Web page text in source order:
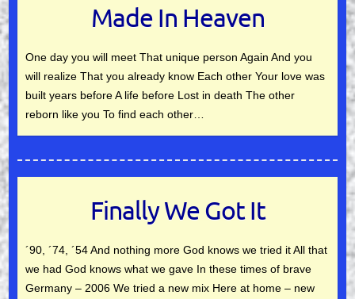
Made In Heaven
One day you will meet That unique person Again And you
will realize That you already know Each other Your love was
built years before A life before Lost in death The other
reborn like you To find each other…
Finally We Got It
´90, ´74, ´54 And nothing more God knows we tried it All that
we had God knows what we gave In these times of brave
Germany – 2006 We tried a new mix Here at home – new